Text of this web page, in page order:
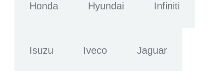
Honda Hyundai Infiniti
Isuzu Iveco Jaguar